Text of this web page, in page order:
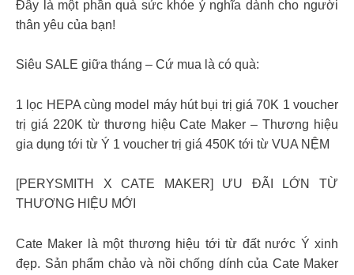
Đây là một phần quà sức khỏe ý nghĩa dành cho người
thân yêu của bạn!
Siêu SALE giữa tháng – Cứ mua là có quà:
1 lọc HEPA cùng model máy hút bụi trị giá 70K 1 voucher
trị giá 220K từ thương hiệu Cate Maker – Thương hiệu
gia dụng tới từ Ý 1 voucher trị giá 450K tới từ VUA NỆM
[PERYSMITH X CATE MAKER] ƯU ĐÃI LỚN TỪ
THƯƠNG HIỆU MỚI
Cate Maker là một thương hiệu tới từ đất nước Ý xinh
đẹp. Sản phẩm chảo và nồi chống dính của Cate Maker